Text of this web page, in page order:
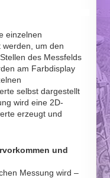
einzelnen
werden, um den
des Messfelds
am Farbdisplay
selbst dargestellt
wird eine 2D-
erzeugt und
und
Messung wird –